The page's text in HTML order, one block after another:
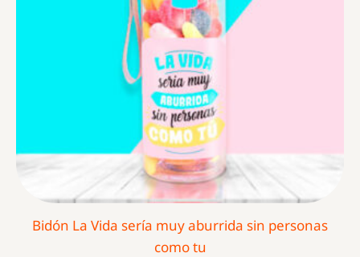
Bidón La Vida sería muy aburrida sin personas
como tu